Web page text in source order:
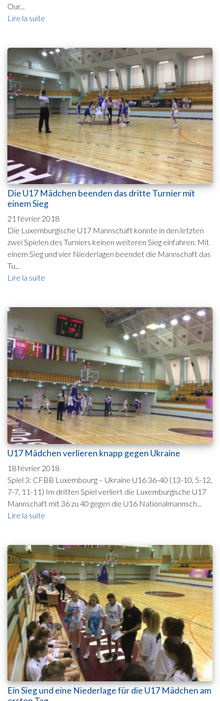
Our...
Lire la suite
Die U17 Mädchen beenden das dritte Turnier mit
einem Sieg
21 février 2018
Die Luxemburgische U17 Mannschaft konnte in den letzten
zwei Spielen des Turniers keinen weiteren Sieg einfahren. Mit
einem Sieg und vier Niederlagen beendet die Mannschaft das
Tu...
Lire la suite
U17 Mädchen verlieren knapp gegen Ukraine
18 février 2018
Spiel 3: CFBB Luxembourg – Ukraine U16 36-40 (13-10, 5-12,
7-7, 11-11) Im dritten Spiel verliert die Luxemburgische U17
Mannschaft mit 36 zu 40 gegen die U16 Nationalmannsch...
Lire la suite
Ein Sieg und eine Niederlage für die U17 Mädchen am